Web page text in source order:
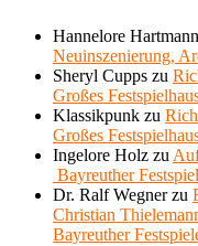
Hannelore Hartmann
Neuinszenierung,
Sheryl Cupps zu
Großes
Klassikpunk zu
Großes
Ingelore Holz zu
Bayreuther
Dr. Ralf Wegnerzu
Christian
Bayreuther